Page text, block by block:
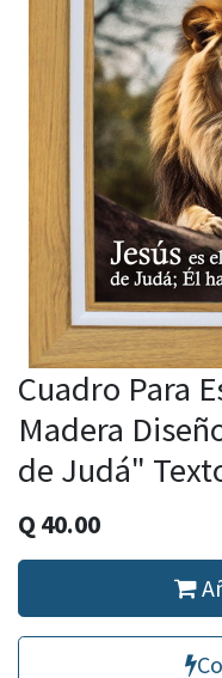
Cuadro Para
Madera
de Judá"
Q 40.00